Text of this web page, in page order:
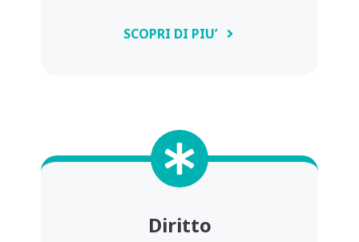
SCOPRI DI PIU’
Diritto